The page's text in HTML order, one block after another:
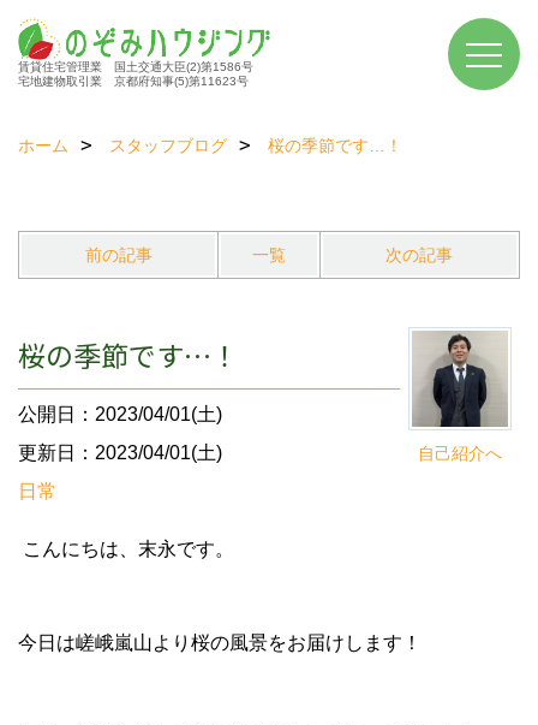
賃貸住宅管理業 国土交通大臣(2)第1586号
宅地建物取引業 京都府知事(5)第11623号
ホーム スタッフブログ 桜の季節です…！
前の記事 一覧 次の記事
自己紹介へ
桜の季節です…！
公開日：2023/04/01(土)
更新日：2023/04/01(土)
日常
こんにちは、末永です。
今日は嵯峨嵐山より桜の風景をお届けします！